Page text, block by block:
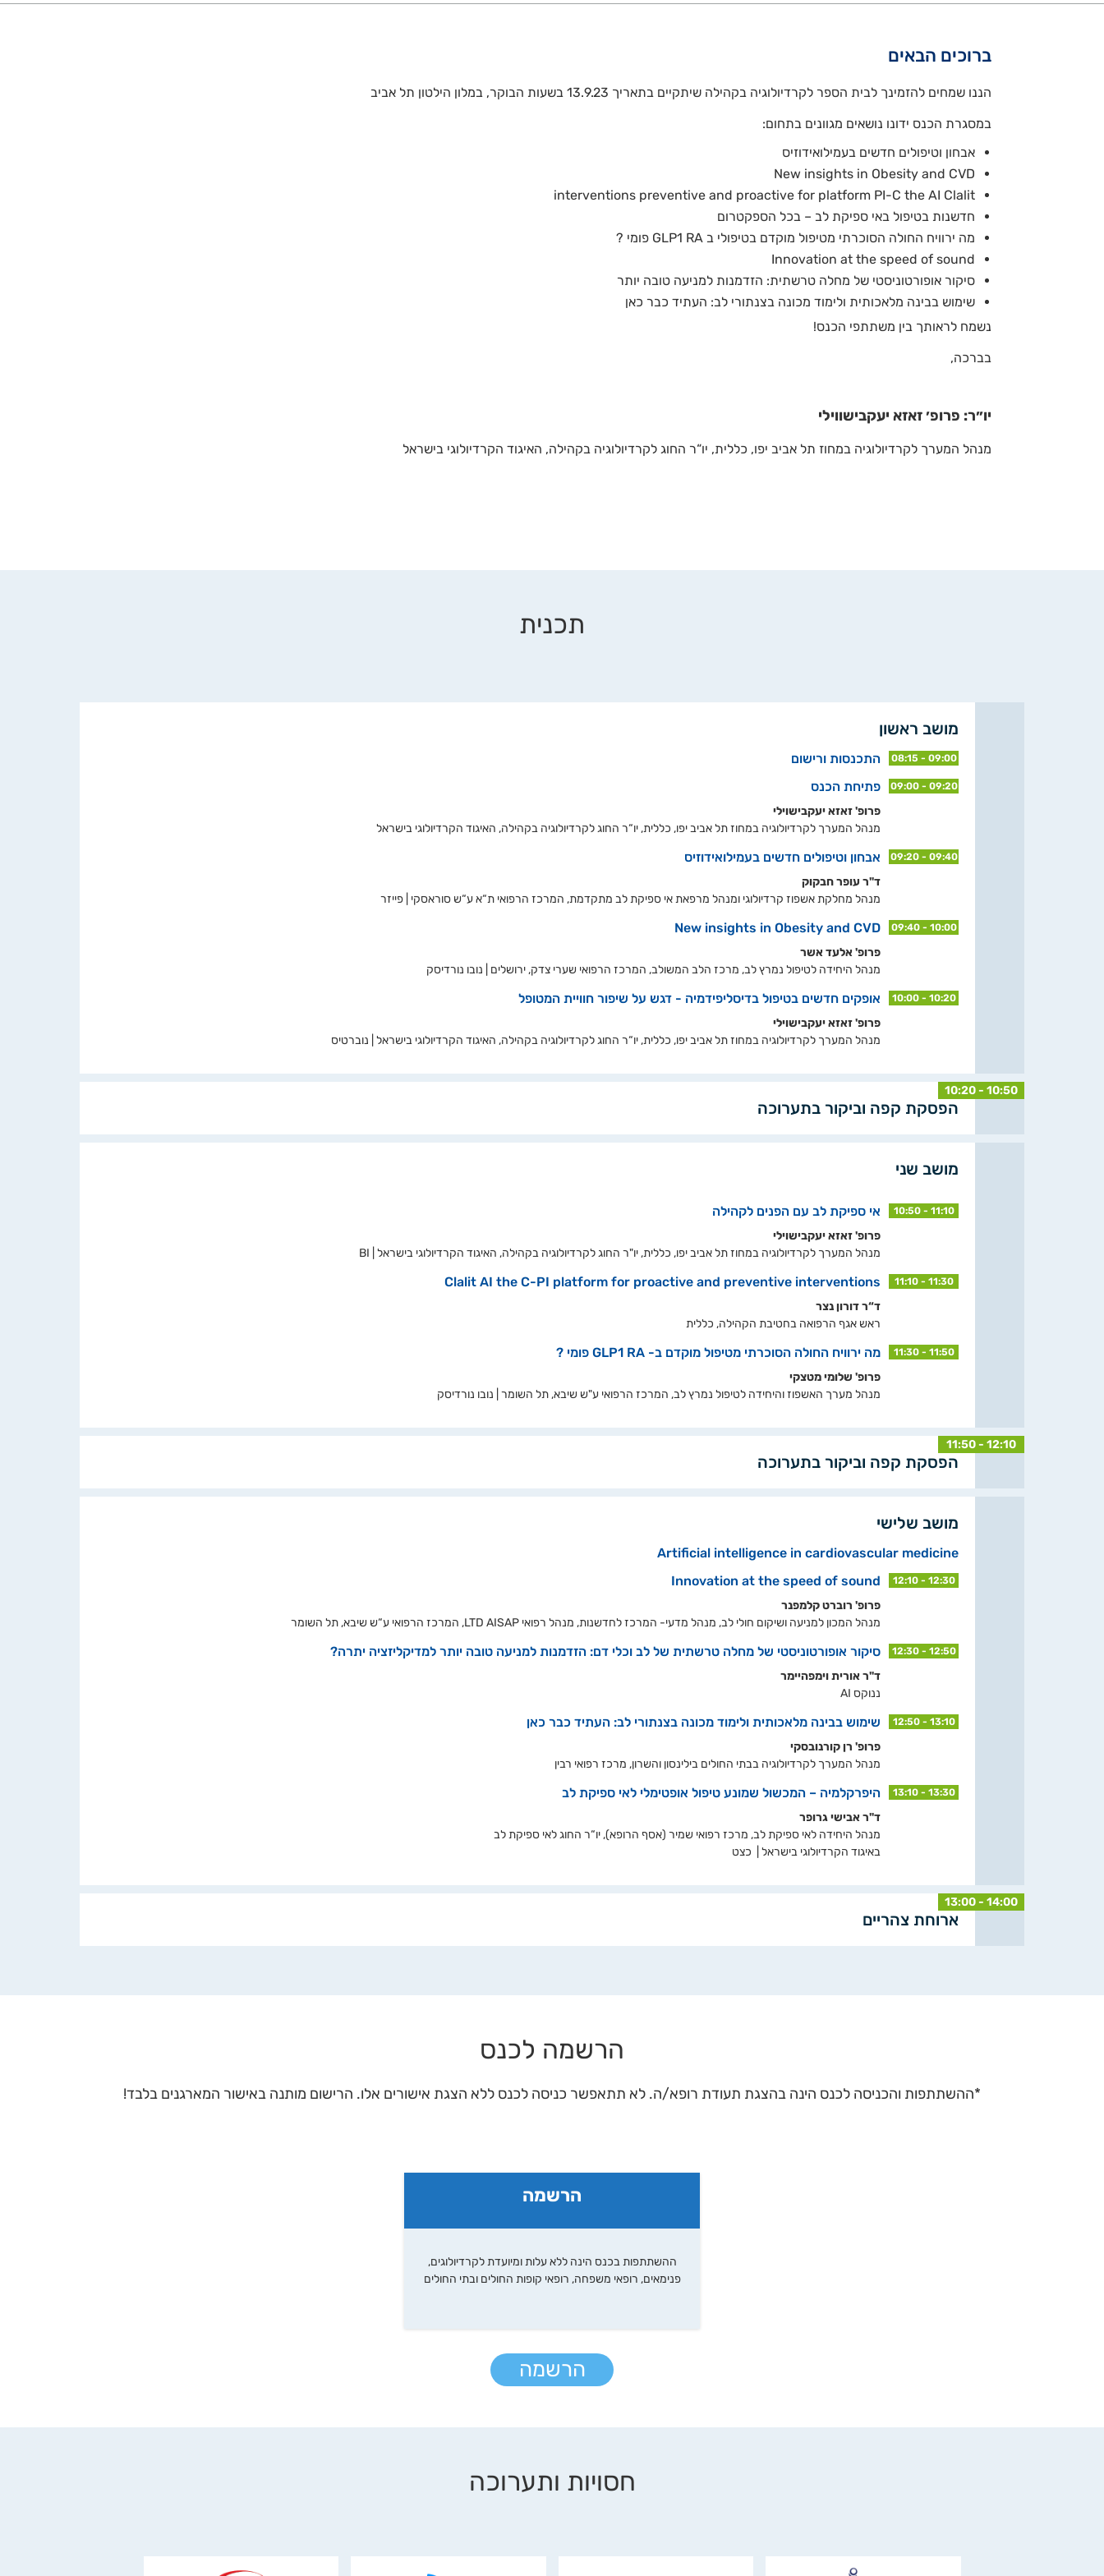
יו״ר: פרופ׳ זאזא יעקבישווילי
מנהל המערך לקרדיולוגיה במחוז תל אביב יפו, כללית, יו“ר החוג לקרדיולוגיה בקהילה, האיגוד הקרדיולוגי בישראל
ברוכים הבאים
הננו שמחים להזמינך לבית הספר לקרדיולוגיה בקהילה שיתקיים בתאריך 13.9.23 בשעות הבוקר, במלון הילטון תל אביב
במסגרת הכנס ידונו נושאים מגוונים בתחום:
אבחון וטיפולים חדשים בעמילואידוזיס
New insights in Obesity and CVD
interventions preventive and proactive for platform PI-C the AI Clalit
חדשנות בטיפול באי ספיקת לב – בכל הספקטרום
מה ירוויח החולה הסוכרתי מטיפול מוקדם בטיפולי ב GLP1 RA פומי ?
Innovation at the speed of sound
סיקור אופורטוניסטי של מחלה טרשתית: הזדמנות למניעה טובה יותר
שימוש בבינה מלאכותית ולימוד מכונה בצנתורי לב: העתיד כבר כאן
נשמח לראותך בין משתתפי הכנס!
בברכה,
תכנית
מושב ראשון
08:15 - 09:00 התכנסות ורישום
09:00 - 09:20 פתיחת הכנס
פרופ' זאזא יעקבישוילי
מנהל המערך לקרדיולוגיה במחוז תל אביב יפו, כללית, יו“ר החוג לקרדיולוגיה בקהילה, האיגוד הקרדיולוגי בישראל
09:20 - 09:40 אבחון וטיפולים חדשים בעמילואידוזיס
ד"ר עופר חבקוק
מנהל מחלקת אשפוז קרדיולוגי ומנהל מרפאת אי ספיקת לב מתקדמת, המרכז הרפואי ת“א ע“ש סוראסקי | פייזר
09:40 - 10:00
New insights in Obesity and CVD
פרופ' אלעד אשר
מנהל היחידה לטיפול נמרץ לב, מרכז הלב המשולב, המרכז הרפואי שערי צדק, ירושלים | נובו נורדיסק
10:00 - 10:20 אופקים חדשים בטיפול בדיסליפידמיה - דגש על שיפור חוויית המטופל
פרופ' זאזא יעקבישוילי
מנהל המערך לקרדיולוגיה במחוז תל אביב יפו, כללית, יו“ר החוג לקרדיולוגיה בקהילה, האיגוד הקרדיולוגי בישראל | נוברטיס
10:20 - 10:50
הפסקת קפה וביקור בתערוכה
מושב שני
10:50 - 11:10 אי ספיקת לב עם הפנים לקהילה
פרופ' זאזא יעקבישוילי
מנהל המערך לקרדיולוגיה במחוז תל אביב יפו, כללית, יו"ר החוג לקרדיולוגיה בקהילה, האיגוד הקרדיולוגי בישראל | BI
11:10 - 11:30
Clalit AI the C-PI platform for proactive and preventive interventions
ד“ר דורון נצר
ראש אגף הרפואה בחטיבת הקהילה, כללית
11:30 - 11:50 מה ירוויח החולה הסוכרתי מטיפול מוקדם ב- GLP1 RA פומי ?
פרופ' שלומי מטצקי
מנהל מערך האשפוז והיחידה לטיפול נמרץ לב, המרכז הרפואי ע"ש שיבא, תל השומר | נובו נורדיסק
11:50 - 12:10
הפסקת קפה וביקור בתערוכה
מושב שלישי
Artificial intelligence in cardiovascular medicine
12:10 - 12:30
Innovation at the speed of sound
פרופ' רוברט קלמפנר
מנהל המכון למניעה ושיקום חולי לב, מנהל מדעי- המרכז לחדשנות, מנהל רפואי LTD AISAP, המרכז הרפואי ע“ש שיבא, תל השומר
12:30 - 12:50 סיקור אופורטוניסטי של מחלה טרשתית של לב וכלי דם: הזדמנות למניעה טובה יותר למדיקליזציה יתרה?
ד"ר אורית וימפהיימר
ננוקס AI
12:50 - 13:10 שימוש בבינה מלאכותית ולימוד מכונה בצנתורי לב: העתיד כבר כאן
פרופ' רן קורנובסקי
מנהל המערך לקרדיולוגיה בבתי החולים בילינסון והשרון, מרכז רפואי רבין
13:10 - 13:30 היפרקלמיה – המכשול שמונע טיפול אופטימלי לאי ספיקת לב
ד"ר אבישי גרופר
מנהל היחידה לאי ספיקת לב, מרכז רפואי שמיר (אסף הרופא), יו“ר החוג לאי ספיקת לב
באיגוד הקרדיולוגי בישראל | כצט
13:00 - 14:00
ארוחת צהריים
הרשמה לכנס
*ההשתתפות והכניסה לכנס הינה בהצגת תעודת רופא/ה. לא תתאפשר כניסה לכנס ללא הצגת אישורים אלו. הרישום מותנה באישור המארגנים בלבד!
הרשמה
ההשתתפות בכנס הינה ללא עלות ומיועדת לקרדיולוגים,
פנימאים, רופאי משפחה, רופאי קופות החולים ובתי החולים
הרשמה
חסויות ותערוכה